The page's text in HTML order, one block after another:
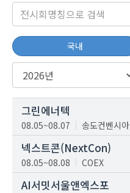
국내
그린에너텍
08.05~08.07 송도컨벤시아
넥스트콘(NextCon)
08.05~08.08 COEX
AI서밋서울앤엑스포